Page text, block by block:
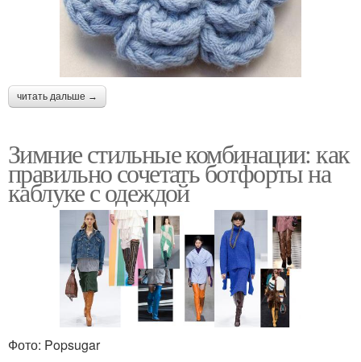
читать дальше →
Зимние стильные комбинации: как
правильно сочетать ботфорты на
каблуке с одеждой
Фото: Popsugar